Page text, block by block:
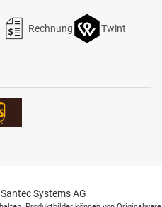
Rechnung Twint
Systems AG